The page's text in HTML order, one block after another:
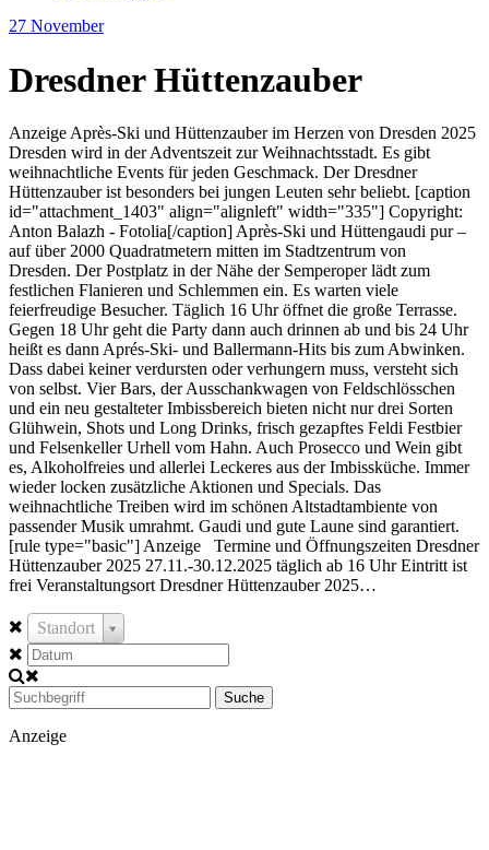
27 November
Dresdner Hüttenzauber
Anzeige Après-Ski und Hüttenzauber im Herzen von Dresden 2025
Dresden wird in der Adventszeit zur Weihnachtsstadt. Es gibt
weihnachtliche Events für jeden Geschmack. Der Dresdner
Hüttenzauber ist besonders bei jungen Leuten sehr beliebt. [caption
id="attachment_1403" align="alignleft" width="335"] Copyright:
Anton Balazh - Fotolia[/caption] Après-Ski und Hüttengaudi pur –
auf über 2000 Quadratmetern mitten im Stadtzentrum von
Dresden. Der Postplatz in der Nähe der Semperoper lädt zum
festlichen Flanieren und Schlemmen ein. Es warten viele
feierfreudige Besucher. Täglich 16 Uhr öffnet die große Terrasse.
Gegen 18 Uhr geht die Party dann auch drinnen ab und bis 24 Uhr
heißt es dann Aprés-Ski- und Ballermann-Hits bis zum Abwinken.
Dass dabei keiner verdursten oder verhungern muss, versteht sich
von selbst. Vier Bars, der Ausschankwagen von Feldschlösschen
und ein neu gestalteter Imbissbereich bieten nicht nur drei Sorten
Glühwein, Shots und Long Drinks, frisch gezapftes Feldi Festbier
und Felsenkeller Urhell vom Hahn. Auch Prosecco und Wein gibt
es, Alkoholfreies und allerlei Leckeres aus der Imbissküche. Immer
wieder locken zusätzliche Aktionen und Specials. Das
weihnachtliche Treiben wird im schönen Altstadtambiente von
passender Musik umrahmt. Gaudi und gute Laune sind garantiert.
[rule type="basic"] Anzeige Termine und Öffnungszeiten Dresdner
Hüttenzauber 2025 27.11.-30.12.2025 täglich ab 16 Uhr Eintritt ist
frei Veranstaltungsort Dresdner Hüttenzauber 2025…
Standort
Suche
Anzeige